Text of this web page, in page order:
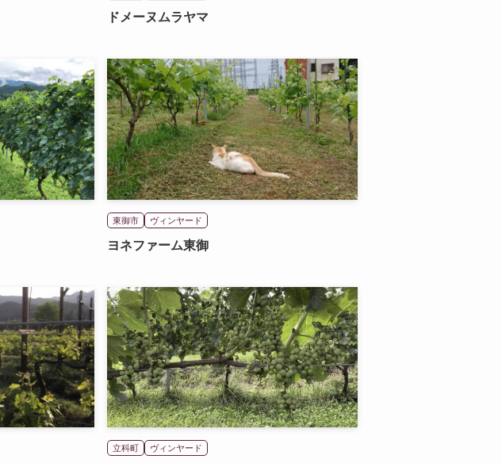
ドメーヌムラヤマ
東御市 ヴィンヤード
ヨネファーム東御
立科町 ヴィンヤード